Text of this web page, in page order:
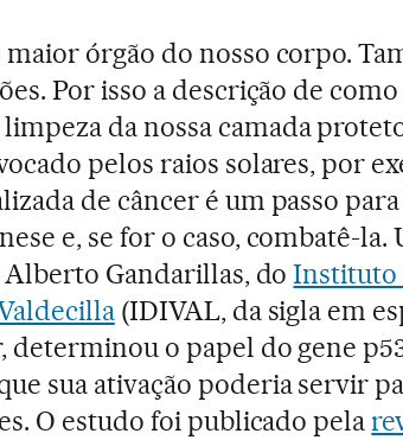
órgão do nosso corpo.
Por isso a descrição de como
da nossa camada
pelos raios solares, por
de câncer é um passo
e, se for o caso, combatê-la.
Gandarillas, doInstituto
(IDIVAL, da sigla em
determinou o papel do gene
sua ativação poderia servir
O estudo foi publicado pela